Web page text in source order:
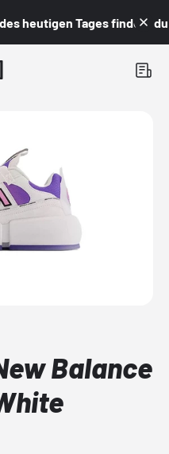
heutigen Tages findest du
Balance